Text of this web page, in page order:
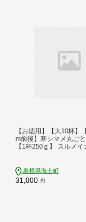
【お徳用】【大10杯】
m前後】寒シマメ丸ご
【1杯250ｇ】 スルメイ
島根県海士町
31,000 円